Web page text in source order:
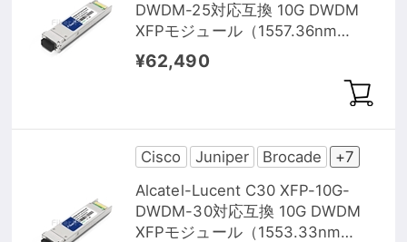
DWDM-25対応互換 10G DWDM
XFPモジュール（1557.36nm
80km DOM）
¥62,490
Cisco Juniper Brocade
+7
Alcatel-Lucent C30 XFP-10G-
DWDM-30対応互換 10G DWDM
XFPモジュール（1553.33nm